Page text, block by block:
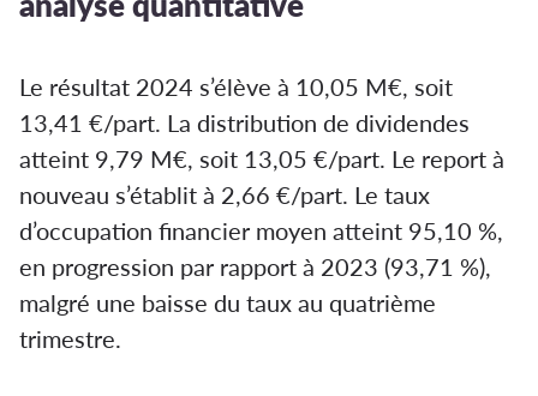
Le résultat 2024 s’élève à 10,05 M€, soit
13,41 €/part. La distribution de dividendes
atteint 9,79 M€, soit 13,05 €/part. Le report à
nouveau s’établit à 2,66 €/part. Le taux
d’occupation financier moyen atteint 95,10 %,
en progression par rapport à 2023 (93,71 %),
malgré une baisse du taux au quatrième
trimestre.